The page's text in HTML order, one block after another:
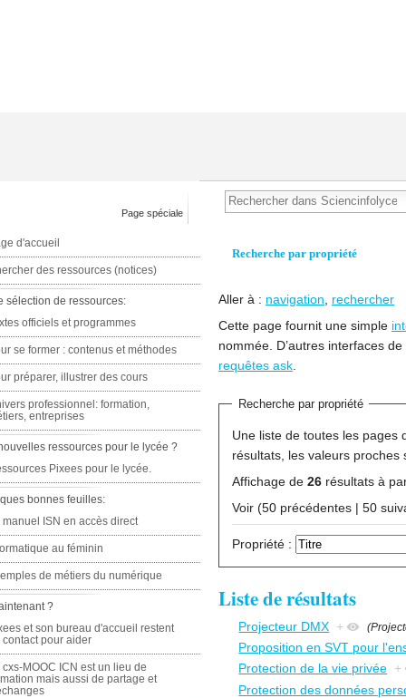
Recherche par propriété
Aller à : navigation
rechercher
Cette page fournit une simple
nommée. D’autres interfaces
requêtes ask
Recherche par propriété
Une liste de toutes les pages
résultats, les valeurs proches
Affichage de 26 résultats à
Voir (50
Propriété :
Liste de résultats
Projecteur DMX +
Proposition en SVT pour
Protection de la vie privée +
Protection des données
Page spéciale
d'accueil
des ressources (notices)
sélection de ressources:
officiels et programmes
se former : contenus et méthodes
préparer, illustrer des cours
professionnel: formation,
entreprises
ressources pour le lycée ?
Pixees pour le lycée.
bonnes feuilles:
manuel ISN en accès direct
au féminin
de métiers du numérique
?
et son bureau d'accueil restent
contact pour aider
cxs-MOOC ICN est un lieu de
mais aussi de partage et